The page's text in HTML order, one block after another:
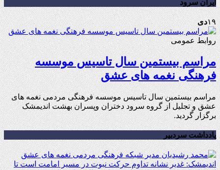
ایران سرود
۱۹دی
روابط عمومی
مراسم بیستمین سال تاسیس موسسه
فرهنگی نغمه های عشق
مراسم بیستمین سال تاسیس موسسه فرهنگی مردمی نغمه های
عشق و تجلیل از گروه سرود دختران وپسران بهشت اندیمشک
برگزار گردید.
یادداشت سردبیر